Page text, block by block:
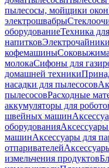
пылесосы, мойщики окон
электрошвабры
оборудованиеТехника
напитковЭлектрочайники
кофемашины
молокаСифоны для
домашней техники
насадки для пылесосов
пылесосовРасходные
аккумуляторы для
швейных машин
оборудования
машинАксессуары для
отпаривателей
измельчения продуктов